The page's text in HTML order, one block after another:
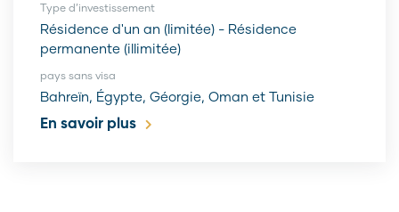
Type d’investissement
Résidence d'un an (limitée) - Résidence
permanente (illimitée)
pays sans visa
Bahreïn, Égypte, Géorgie, Oman et Tunisie
En savoir plus